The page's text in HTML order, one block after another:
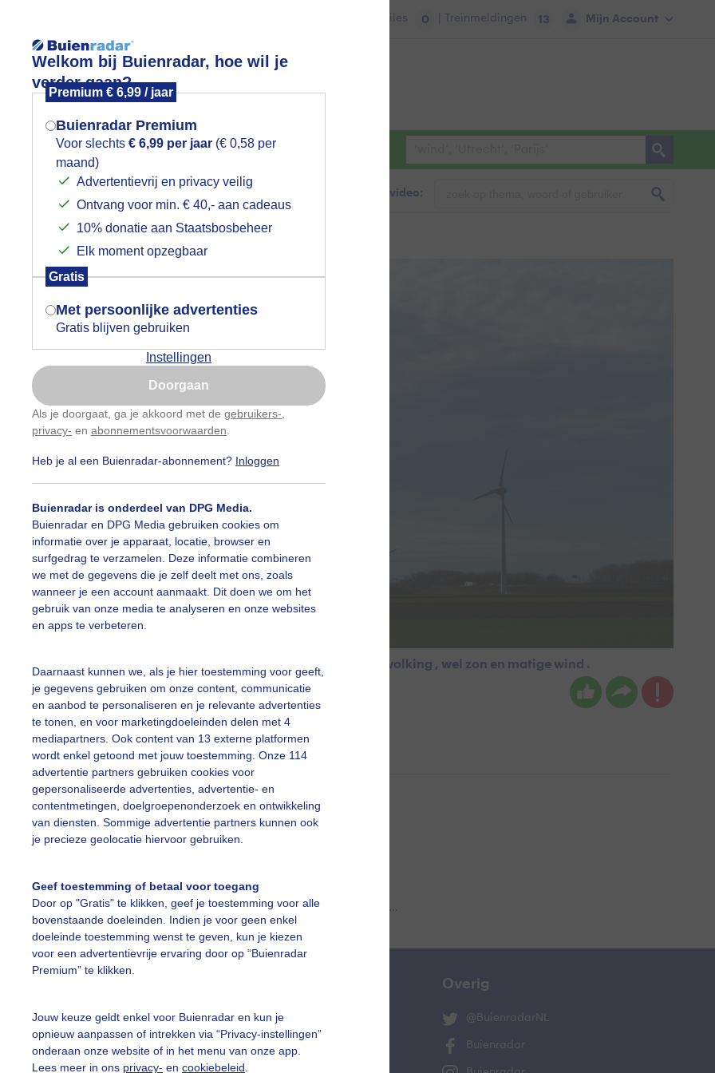
Welkom bij Buienradar, hoe wil je
verder gaan?
Premium € 6,99 / jaar
Buienradar Premium
Voor slechts € 6,99 per jaar (€ 0,58 per
maand)
Advertentievrij en privacy veilig
Ontvang voor min. € 40,- aan cadeaus
10% donatie aan Staatsbosbeheer
Elk moment opzegbaar
Gratis
Met persoonlijke advertenties
Gratis blijven gebruiken
Instellingen
Doorgaan
Als je doorgaat, ga je akkoord met de gebruikers-
privacy- en abonnementsvoorwaarden
Heb je al een Buienradar-abonnement? Inloggen
Buienradar is onderdeel van DPG Media.
Buienradar en DPG Media gebruiken cookies om
informatie over je apparaat, locatie, browser en
surfgedrag te verzamelen. Deze informatie combineren
we met de gegevens die je zelf deelt met ons, zoals
wanneer je een account aanmaakt. Dit doen we om het
gebruik van onze media te analyseren en onze websites
en apps te verbeteren.
Daarnaast kunnen we, als je hier toestemming voor geeft,
je gegevens gebruiken om onze content, communicatie
en aanbod te personaliseren en je relevante advertenties
te tonen, en voor marketingdoeleinden delen met 4
mediapartners. Ook content van 13 externe platformen
wordt enkel getoond met jouw toestemming. Onze 114
advertentie partners gebruiken cookies voor
gepersonaliseerde advertenties, advertentie- en
contentmetingen, doelgroepenonderzoek en ontwikkeling
van diensten. Sommige advertentie partners kunnen ook
je precieze geolocatie hiervoor gebruiken.
Geef toestemming of betaal voor toegang
Door op "Gratis" te klikken, geef je toestemming voor alle
bovenstaande doeleinden. Indien je voor geen enkel
doeleinde toestemming wenst te geven, kun je kiezen
voor een advertentievrije ervaring door op “Buienradar
Premium” te klikken.
Jouw keuze geldt enkel voor Buienradar en kun je
opnieuw aanpassen of intrekken via “Privacy-instellingen”
onderaan onze website of in het menu van onze app.
Lees meer in ons privacy- en cookiebeleid
Mijn Account
Files 0 | Treinmeldingen 13
Foto en video Weerzine
Zoeken in foto & video:
begint de lucht zich te vullen met diversiteit aan bewolking , wel zon en matige wind .
Nellie Bartels Gemaakt: 12-11-2025, 29x bekeken
Wolken Wind
slideshow
Een moment geduld aub...
vragen
De Bilt
Overig
@BuienradarNL
Buienradar
Mogen we je locatie gebruiken voor
het weer?
Indien je hier nog geen akkoord op hebt
gegeven, verschijnt er zo een pop-up uit
je browser waarin deze toestemming
gevraagd wordt.
Is goed, toon de popup
Nu niet, misschien later
Gebruik je Safari en wil je niet elke dag deze pop-up
Klikhierom dit aan te passen